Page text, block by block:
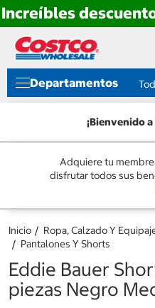
Increíbles
directo
contenido
directo
menú
navegación
Departamentos
¡Bienvenido
Adquiere tu
disfrutar todos sus
Inicio Ropa, Calzado Y
Pantalones Y Shorts
Eddie Bauer
piezas Negro